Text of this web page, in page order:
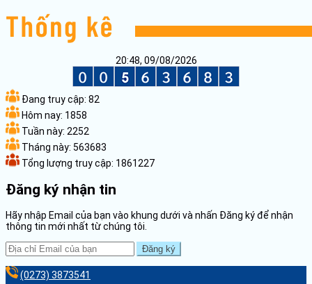
20:48, 09/08/2026
Đang truy cập: 82
Hôm nay: 1858
Tuần này: 2252
Tháng này: 563683
Tổng lượng truy cập: 1861227
Đăng ký nhận tin
Hãy nhập Email của bạn vào khung dưới và nhấn Đăng ký để nhận
thông tin mới nhất từ chúng tôi.
Đăng ký
(0273) 3873541